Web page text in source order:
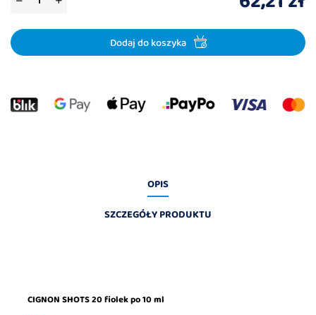
Dodaj do koszyka
OPIS
SZCZEGÓŁY PRODUKTU
CIGNON SHOTS 20 fiolek po 10 ml